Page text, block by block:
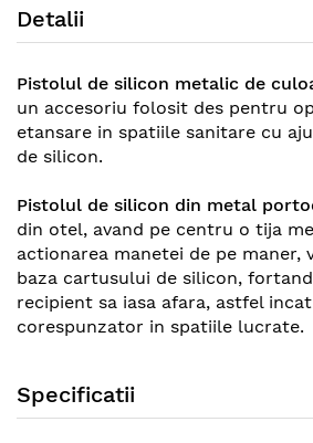
Detalii
Pistolul de silicon metalic de
un accesoriu folosit des pentru
etansare in spatiile sanitare cu
de silicon.
Pistolul de silicon din metal
din otel, avand pe centru o tija
actionarea manetei de pe maner,
baza cartusului de silicon,
recipient sa iasa afara, astfel
corespunzator in spatiile lucrate.
durabil ce nu va fi afectat de
socuri mecanice sau schimbari
Specificatii